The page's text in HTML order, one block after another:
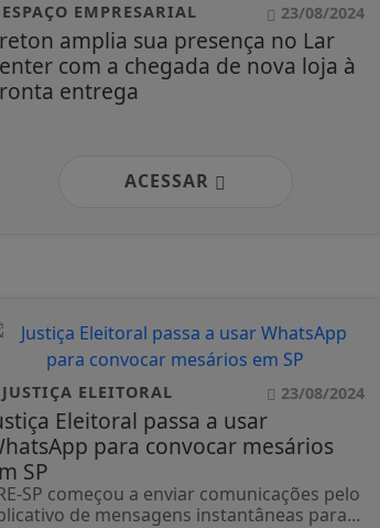
ESPAÇO EMPRESARIAL 23/08/2024
amplia sua presença no Lar
com a chegada de nova loja à
entrega
ACESSAR
JUSTIÇA ELEITORAL 23/08/2024
Eleitoral passa a usar
para convocar mesários
SP
SP começou a enviar comunicações pelo
de mensagens instantâneas para...